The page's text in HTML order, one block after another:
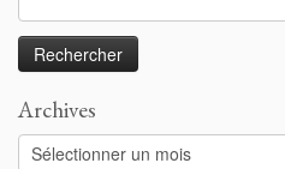
Archives
Archives